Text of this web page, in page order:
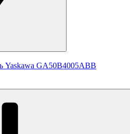
Yaskawa GA50B4005ABB